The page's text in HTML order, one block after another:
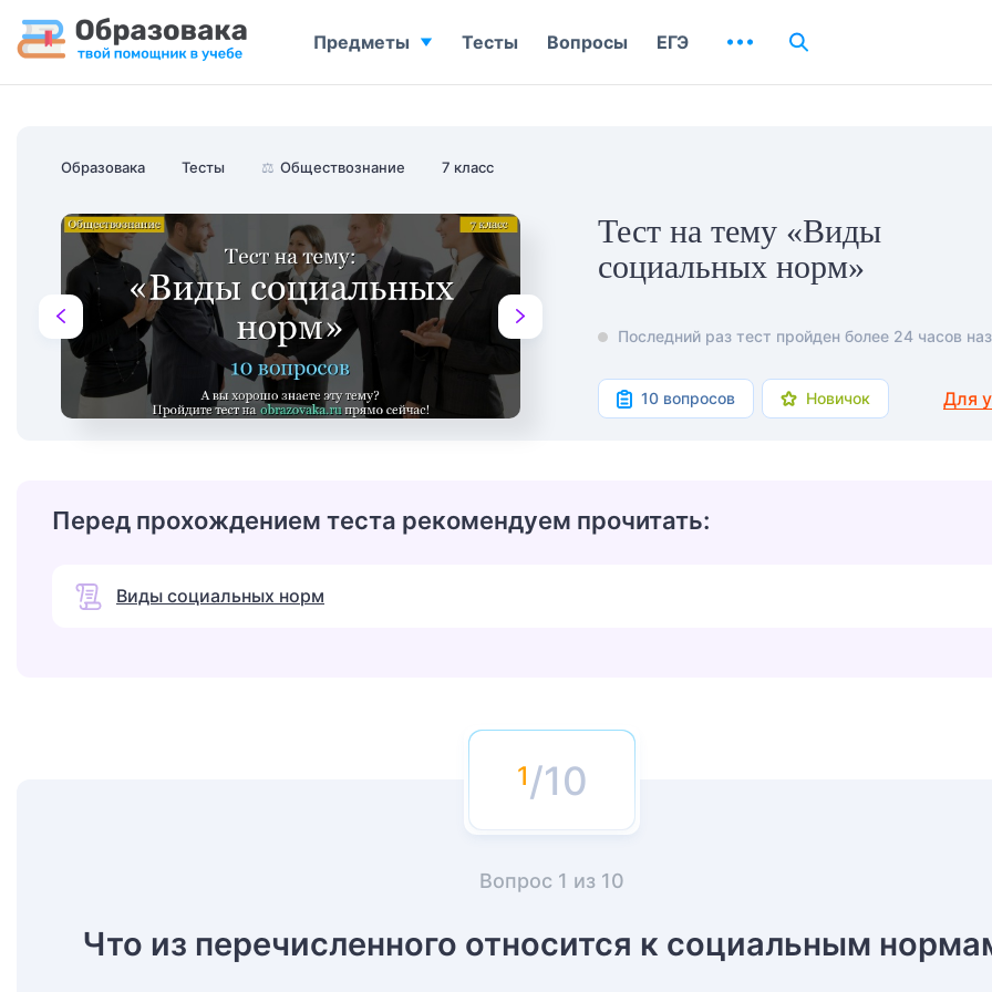
Образовака Тесты ⚖️ Обществознание 7 класс
Тест на тему «Виды
социальных норм»
Последний раз тест пройден более 24 часов
10 вопросов Новичок Для
Перед прохождением теста рекомендуем прочитать:
Виды социальных норм
/10
Вопрос 1 из 10
Что из перечисленного относится к социальным
Предметы Тесты Вопросы ЕГЭ